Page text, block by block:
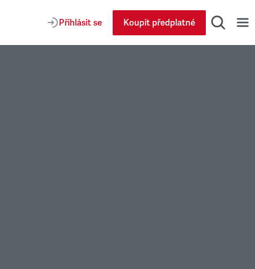
Přihlásit se Koupit předplatné